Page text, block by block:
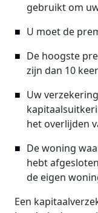
gebruikt om
U moet de
De hoogste
zijn dan 10
Uw
het overlijden
De woning
hebt
de eigen
Een